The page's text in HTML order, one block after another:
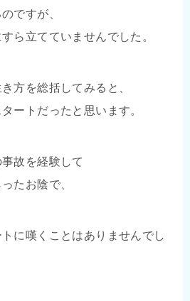
ですが、
ら立てていませんでした。
方を総括してみると、
ートだったと思います。
故を経験して
たお陰で、
に嘆くことはありませんでし